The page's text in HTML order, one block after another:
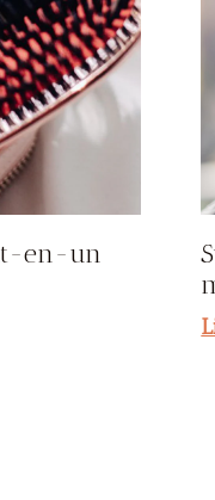
en-un